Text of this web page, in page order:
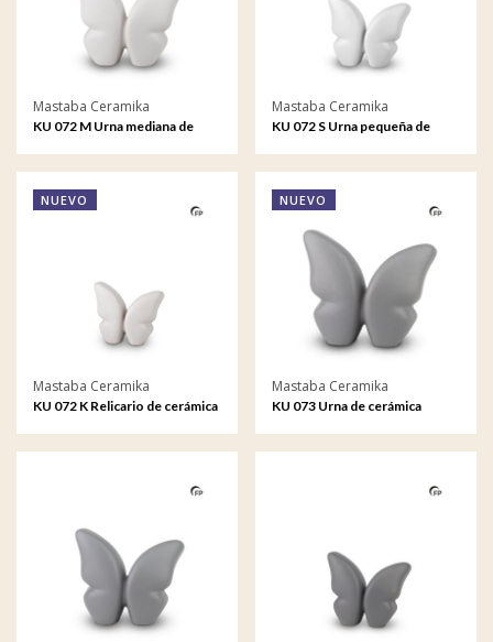
Mastaba Ceramika
KU 072 M Urna mediana de
Mastaba Ceramika
KU 072 S Urna pequeña de
NUEVO
Mastaba Ceramika
KU 072 K Relicario de cerámica
NUEVO
Mastaba Ceramika
KU 073 Urna de cerámica